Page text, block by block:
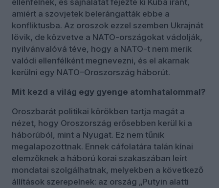
ellenfélnek, és sajnálatát fejezte ki Kuba iránt,
amiért a szovjetek belerángatták ebbe a
konfliktusba. Az oroszok ezzel szemben Ukrajnát
lövik, de közvetve a NATO-országokat vádolják,
nyilvánvalóvá téve, hogy a NATO-t nem merik
valódi ellenfélként megnevezni, és el akarnak
kerülni egy NATO–Oroszország háborút.
Mit kezd a világ egy gyenge atomhatalommal?
Oroszbarát politikai körökben tartja magát a
nézet, hogy Oroszország erősebben kerül ki a
háborúból, mint a Nyugat. Ez nem tűnik
megalapozottnak. Ennek cáfolatára talán kínai
elemzőknek a háború korai szakaszában leírt
mondatai szolgálhatnak, melyekben a következő
állítások szerepelnek: az ország „Putyin alatti